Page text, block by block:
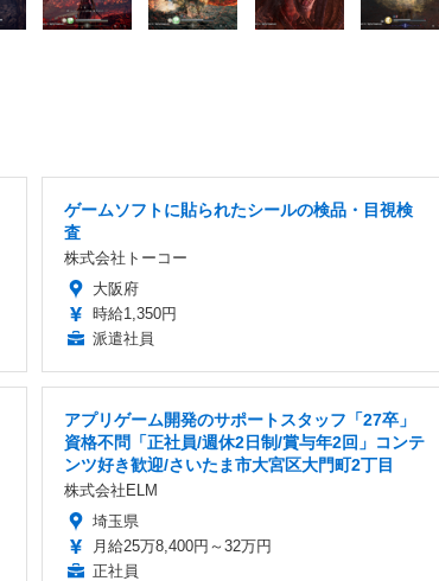
ゲームソフトに貼られたシールの検品・目視検
査
株式会社トーコー
大阪府
時給1,350円
派遣社員
アプリゲーム開発のサポートスタッフ「27卒」
資格不問「正社員/週休2日制/賞与年2回」コンテ
ンツ好き歓迎/さいたま市大宮区大門町2丁目
株式会社ELM
埼玉県
月給25万8,400円～32万円
正社員